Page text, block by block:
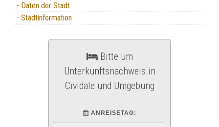
- Daten der Stadt
- Stadtinformation
Bitte um
Unterkunftsnachweis in
Cividale und Umgebung
ANREISETAG: